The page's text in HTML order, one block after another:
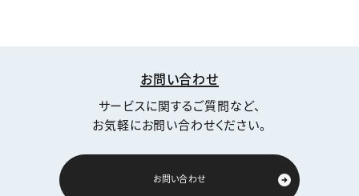
お問い合わせ
サービスに関するご質問など、
お気軽にお問い合わせください。
お問い合わせ